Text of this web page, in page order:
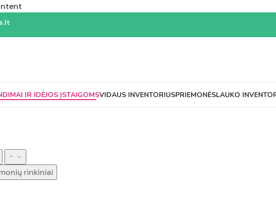
IR IDĖJOS ĮSTAIGOMSVIDAUS INVENTORIUSPRIEMONĖSLAUKO
rinkiniai